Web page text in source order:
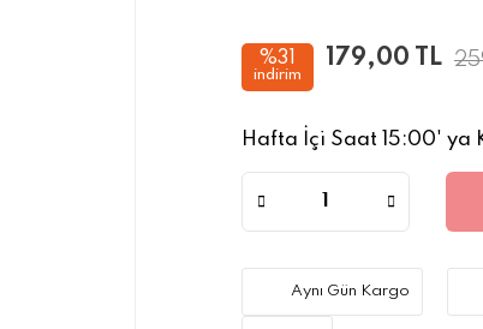
%31
indirim
179,00 TL
Hafta İçi Saat 15:00' ya
Aynı Gün Kargo